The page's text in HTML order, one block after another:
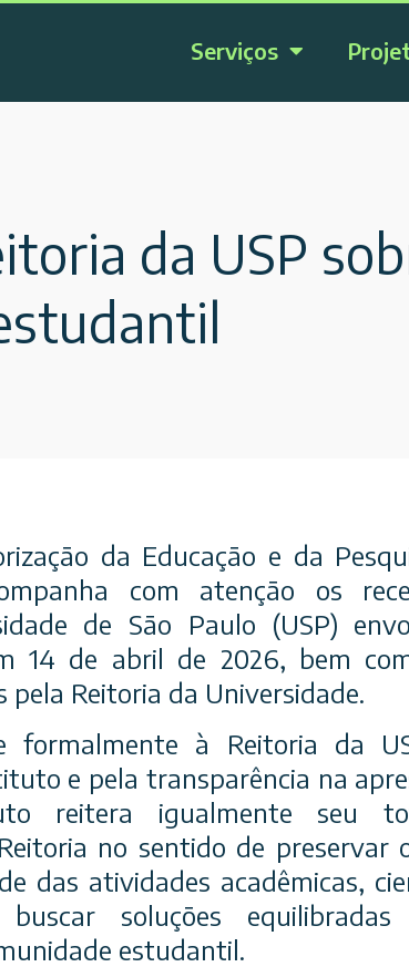
Serviços
da USP
da Educação e da
com atenção os
de São Paulo (USP)
14 de abril de 2026, bem
pela Reitoria da Universidade.
formalmente à Reitoria da
e pela transparência na
reitera igualmente seu
no sentido de preservar
das atividades acadêmicas,
soluções
estudantil.